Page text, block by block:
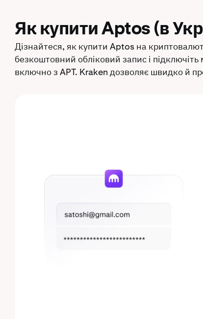
Як купити Aptos (в
Дізнайтеся, як купити Aptos на
безкоштовний обліковий запис і
включно з APT. Kraken дозволяє швидко й